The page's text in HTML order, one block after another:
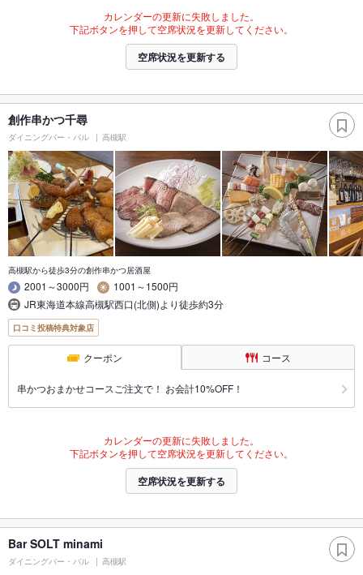
カレンダーの更新に失敗しました。
下記ボタンを押して空席状況を更新してください。
空席状況を更新する
創作串かつ千尋
ダイニングバー・バル 高槻駅
高槻駅から徒歩3分の創作串かつ居酒屋
2001～3000円
1001～1500円
JR東海道本線高槻駅西口(北側)より徒歩約3分
口コミ投稿特典対象店
クーポン コース
串かつおまかせコースご注文で！ お会計10%OFF！
カレンダーの更新に失敗しました。
下記ボタンを押して空席状況を更新してください。
空席状況を更新する
Bar SOLT minami
ダイニングバー・バル 高槻駅